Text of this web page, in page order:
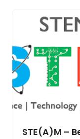
STE(A)M –